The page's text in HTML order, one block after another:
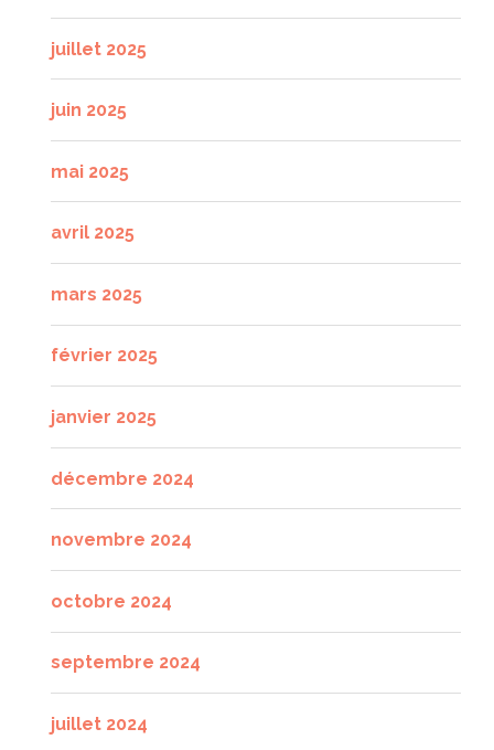
juillet 2025
juin 2025
mai 2025
avril 2025
mars 2025
février 2025
janvier 2025
décembre 2024
novembre 2024
octobre 2024
septembre 2024
juillet 2024